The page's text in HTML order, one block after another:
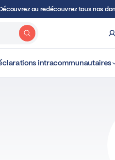
ou redécouvrez tous nos
Rechercher
intracommunautaires